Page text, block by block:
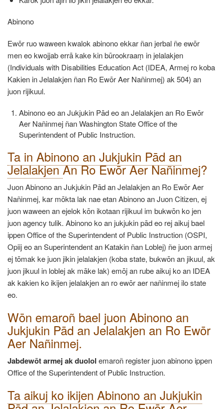
Abinono
Ewōr ruo waween kwalok abinono ekkar ñan jerbal ñe ewōr
men eo kwojjab errā kake kin būrookraaṃ in jelalakjen
(Individuals with Disabilities Education Act (IDEA, Armej ro koba
Kakien in Jelalakjen ñan Ro Ewōr Aer Nañinmej) ak 504) an
juon rijikuul.
Abinono eo an Jukjukin Pād eo an Jelalakjen an Ro Ewōr
Aer Nañinmej ñan Washington State Office of the
Superintendent of Public Instruction.
Ta in Abinono an Jukjukin Pād an
JelalakjenAn Ro Ewōr Aer Nañinmej?
Juon Abinono an Jukjukin Pād an Jelalakjen an Ro Ewōr Aer
Nañinmej, kar mōkta lak nae etan Abinono an Juon Citizen, ej
juon waween an ejelok kōn ikotaan rijikuul im bukwōn ko jen
juon agency tulik. Abinono ko an jukjukin pād eo rej aikuj bael
ippen Office of the Superintendent of Public Instruction (OSPI,
Opiij eo an Superintendent an Katakin ñan Loblej) ñe juon armej
ej tōmak ke juon jikin jelalakjen (koba state, bukwōn an jikuul, ak
juon jikuul in loblej ak māke lak) emōj an rube aikuj ko an IDEA
ak kakien ko ikijen jelalakjen an ro ewōr aer nañinmej ilo state
eo.
Wōn emaroñ bael juon Abinono an
Jukjukin Pād an Jelalakjen an Ro Ewōr
Aer Nañinmej.
Jabdewōt armej ak duolol emaroñ register juon abinono ippen
Office of the Superintendent of Public Instruction.
Ta aikuj ko ikijen Abinono an Jukjukin